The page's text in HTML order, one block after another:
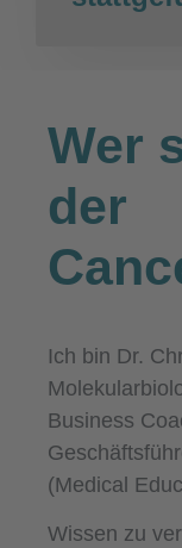
Wer
der
Ich bin Dr.
Business
(Medical
Wissen zu